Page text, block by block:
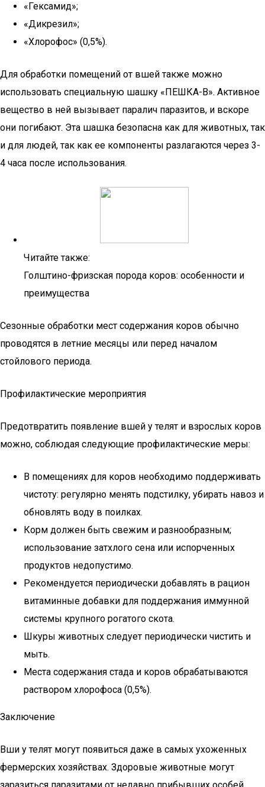
«Гексамид»;
«Дикрезил»;
«Хлорофос» (0,5%).
Для обработки помещений от вшей также можно
использовать специальную шашку «ПЕШКА-В». Активное
вещество в ней вызывает паралич паразитов, и вскоре
они погибают. Эта шашка безопасна как для животных, так
и для людей, так как ее компоненты разлагаются через 3-
4 часа после использования.
Читайте также:
Голштино-фризская порода коров: особенности и
преимущества
Сезонные обработки мест содержания коров обычно
проводятся в летние месяцы или перед началом
стойлового периода.
Профилактические мероприятия
Предотвратить появление вшей у телят и взрослых коров
можно, соблюдая следующие профилактические меры:
В помещениях для коров необходимо поддерживать
чистоту: регулярно менять подстилку, убирать навоз и
обновлять воду в поилках.
Корм должен быть свежим и разнообразным;
использование затхлого сена или испорченных
продуктов недопустимо.
Рекомендуется периодически добавлять в рацион
витаминные добавки для поддержания иммунной
системы крупного рогатого скота.
Шкуры животных следует периодически чистить и
мыть.
Места содержания стада и коров обрабатываются
раствором хлорофоса (0,5%).
Заключение
Вши у телят могут появиться даже в самых ухоженных
фермерских хозяйствах. Здоровые животные могут